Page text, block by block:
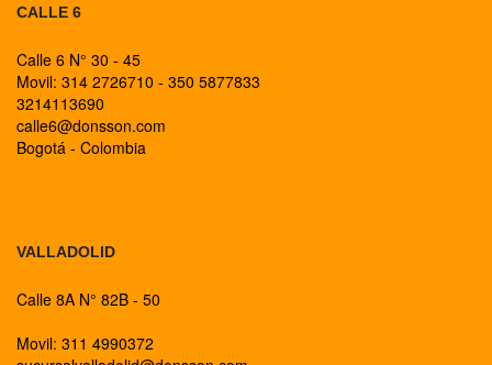
CALLE 6
Calle 6 N° 30 - 45
Movil: 314 2726710 - 350 5877833
3214113690
calle6@donsson.com
Bogotá - Colombia
VALLADOLID
Calle 8A N° 82B - 50
Movil: 311 4990372